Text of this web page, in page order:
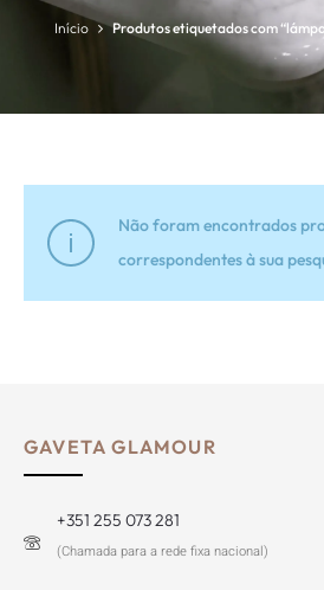
Início Produtos etiquetados com
Não foram encontrados
correspondentes à sua
GAVETA GLAMOUR
+351 255 073 281
(Chamada para a rede fixa nacional)